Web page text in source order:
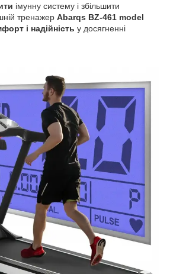
імунну систему і збільшити
тренажер Abarqs BZ-461 model
і надійність у досягненні